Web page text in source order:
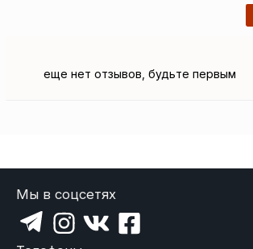
еще нет отзывов, будьте первым
Мы в соцсетях